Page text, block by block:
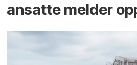
ansatte melder